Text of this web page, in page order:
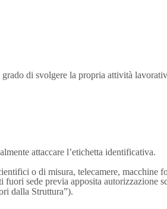
di svolgere la propria attività
attaccare l’etichetta identificativa.
o di misura, telecamere, macchine
sede previa apposita autorizzazione
dalla Struttura”).